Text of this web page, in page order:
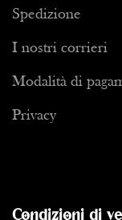
Spedizione
I nostri corrieri
Modalità di
Privacy
Condizioni di